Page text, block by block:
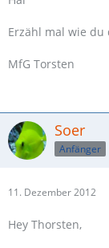
Erzähl mal wie du
MfG Torsten
Soer
Anfänger
11. Dezember 2012
Hey Thorsten,